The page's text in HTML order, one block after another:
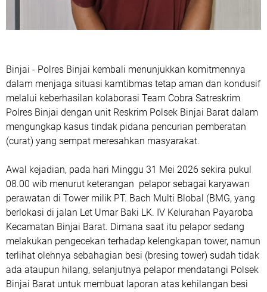
Binjai - Polres Binjai kembali menunjukkan komitmennya
dalam menjaga situasi kamtibmas tetap aman dan kondusif
melalui keberhasilan kolaborasi Team Cobra Satreskrim
Polres Binjai dengan unit Reskrim Polsek Binjai Barat dalam
mengungkap kasus tindak pidana pencurian pemberatan
(curat) yang sempat meresahkan masyarakat.
Awal kejadian, pada hari Minggu 31 Mei 2026 sekira pukul
08.00 wib menurut keterangan pelapor sebagai karyawan
perawatan di Tower milik PT. Bach Multi Blobal (BMG, yang
berlokasi di jalan Let Umar Baki LK. IV Kelurahan Payaroba
Kecamatan Binjai Barat. Dimana saat itu pelapor sedang
melakukan pengecekan terhadap kelengkapan tower, namun
terlihat olehnya sebahagian besi (bresing tower) sudah tidak
ada ataupun hilang, selanjutnya pelapor mendatangi Polsek
Binjai Barat untuk membuat laporan atas kehilangan besi